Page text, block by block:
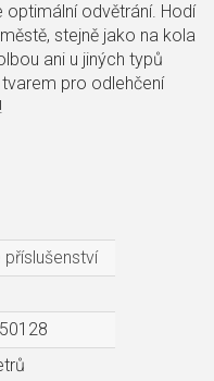
optimální odvětrání. Hodí
stejně jako na kola
ani u jiných typů
pro odlehčení
příslušenství